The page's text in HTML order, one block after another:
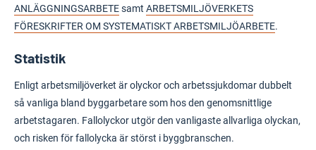
ANLÄGGNINGSARBETEsamt ARBETSMILJÖVERKETS
FÖRESKRIFTER OM SYSTEMATISKT ARBETSMILJÖARBETE.
Statistik
Enligt arbetsmiljöverket är olyckor och arbetssjukdomar dubbelt
så vanliga bland byggarbetare som hos den genomsnittlige
arbetstagaren. Fallolyckor utgör den vanligaste allvarliga olyckan,
och risken för fallolycka är störst i byggbranschen.